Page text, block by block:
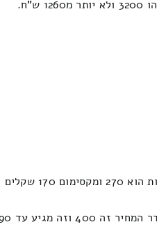
עד 190 ש"ח.